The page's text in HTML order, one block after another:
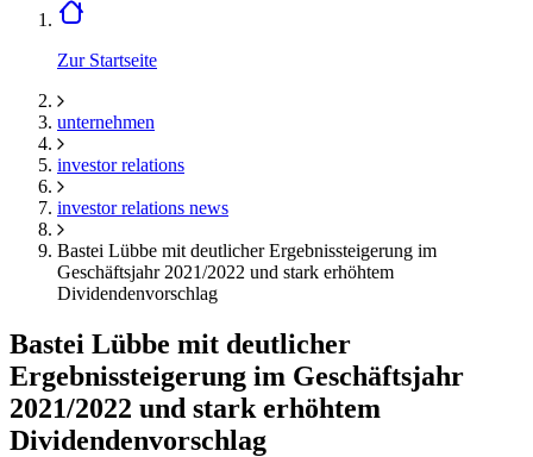
Zur Startseite
unternehmen
investor relations
investor relations news
Bastei Lübbe mit deutlicher Ergebnissteigerung im
Geschäftsjahr 2021/2022 und stark erhöhtem
Dividendenvorschlag
Bastei Lübbe mit deutlicher
Ergebnissteigerung im Geschäftsjahr
2021/2022 und stark erhöhtem
Dividendenvorschlag